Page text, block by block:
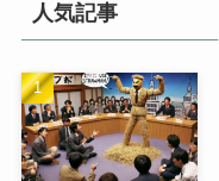
人気記事